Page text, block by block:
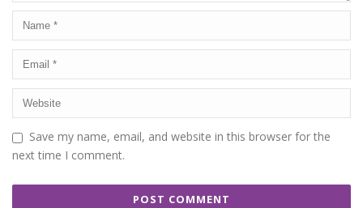
Save my name, email, and website in this browser for the
next time I comment.